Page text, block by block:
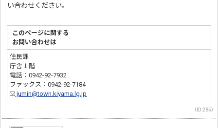
い合わせください。
このページに関する
お問い合わせは
住民課
庁舎１階
電話：0942-92-7932
ファックス：0942-92-7184
jumin@town.kiyama.lg.jp
（ID:285）